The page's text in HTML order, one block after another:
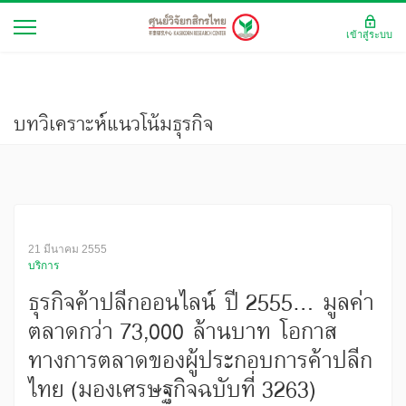
บทวิเคราะห์แนวโน้มธุรกิจ
21 มีนาคม 2555
บริการ
ธุรกิจค้าปลีกออนไลน์ ปี 2555... มูลค่า
ตลาดกว่า 73,000 ล้านบาท โอกาส
ทางการตลาดของผู้ประกอบการค้าปลีก
ไทย (มองเศรษฐกิจฉบับที่ 3263)
เข้าสู่ระบบ